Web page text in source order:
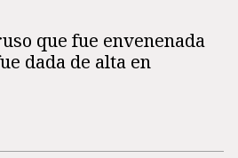
que fue envenenada
dada de alta en